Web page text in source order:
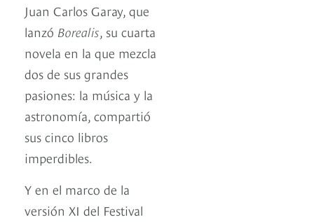
Juan Carlos Garay, que
lanzó Borealis , su cuarta
novela en la que mezcla
dos de sus grandes
pasiones: la música y la
astronomía, compartió
sus cinco libros
imperdibles.
Y en el marco de la
versión XI del Festival